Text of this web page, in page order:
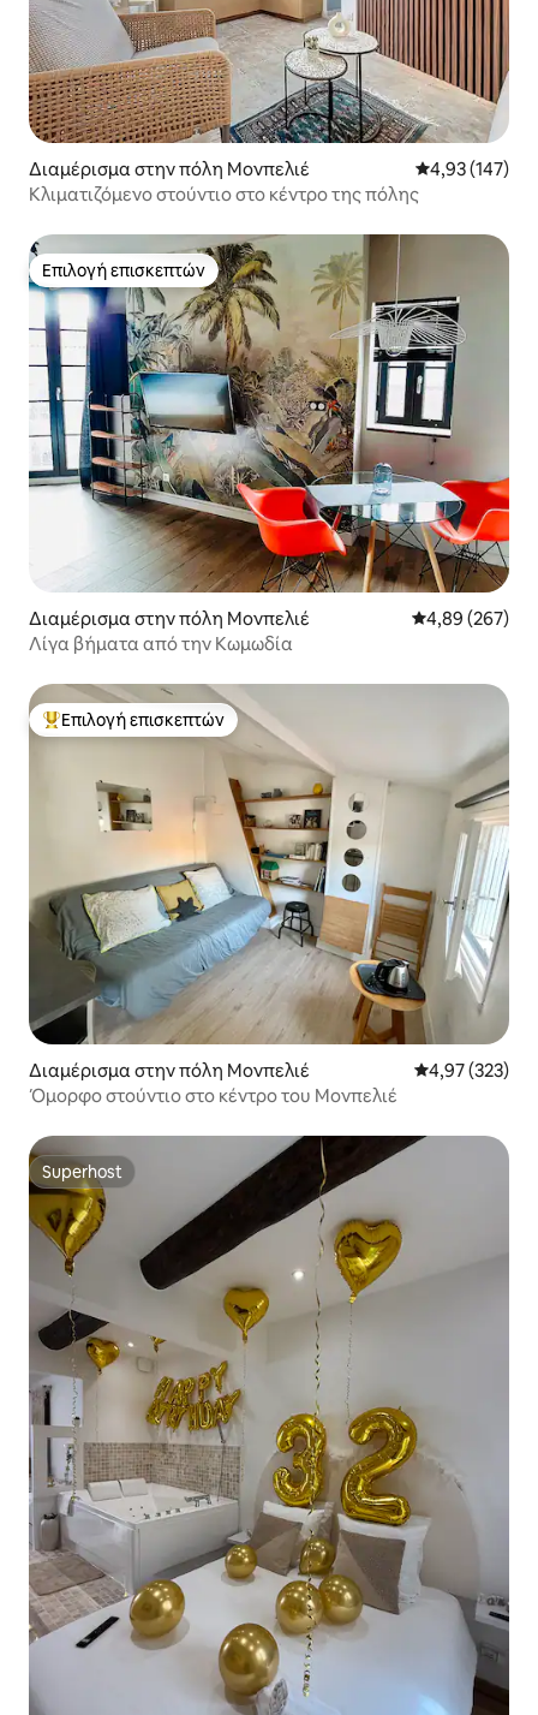
Διαμέρισμα στην πόλη Μονπελιέ Μέση
4,93 (147)
Κλιματιζόμενο στούντιο στο κέντρο της πόλης
Επιλογή επισκεπτών
Επιλογή επισκεπτών
Διαμέρισμα στην πόλη Μονπελιέ Μέση
4,89 (267)
Λίγα βήματα από την Κωμωδία
Κορυφαία επιλογή επισκεπτών
Επιλογή επισκεπτών
Διαμέρισμα στην πόλη Μονπελιέ Μέση
4,97 (323)
Όμορφο στούντιο στο κέντρο του Μονπελιέ
Superhost
Superhost